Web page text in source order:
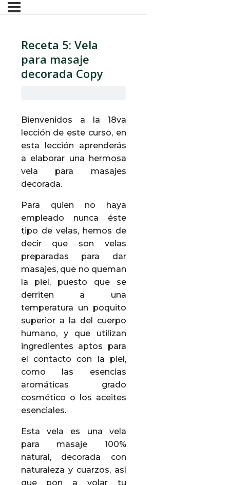
Receta 5: Vela
para masaje
decorada Copy
Bienvenidos a la 18va
lección de este curso, en
esta lección aprenderás
a elaborar una hermosa
vela para masajes
decorada.
Para quien no haya
empleado nunca éste
tipo de velas, hemos de
decir que son velas
preparadas para dar
masajes, que no queman
la piel, puesto que se
derriten a una
temperatura un poquito
superior a la del cuerpo
humano, y que utilizan
ingredientes aptos para
el contacto con la piel,
como las esencias
aromáticas grado
cosmético o los aceites
esenciales.
Esta vela es una vela
para masaje 100%
natural, decorada con
naturaleza y cuarzos, así
que pon a volar tu